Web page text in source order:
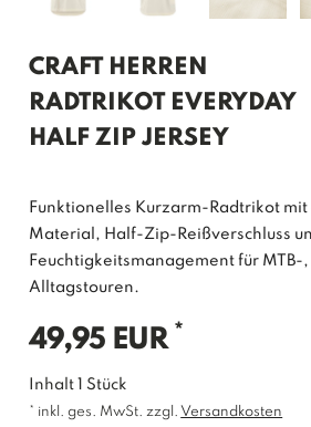
CRAFT HERREN
RADTRIKOT EVERYDAY
HALF ZIP JERSEY
Funktionelles Kurzarm-Radtrikot mit
Material, Half-Zip-Reißverschluss
Feuchtigkeitsmanagement für MTB-
Alltagstouren.
49,95 EUR *
Inhalt1Stück
* inkl. ges. MwSt. zzgl. Versandkosten